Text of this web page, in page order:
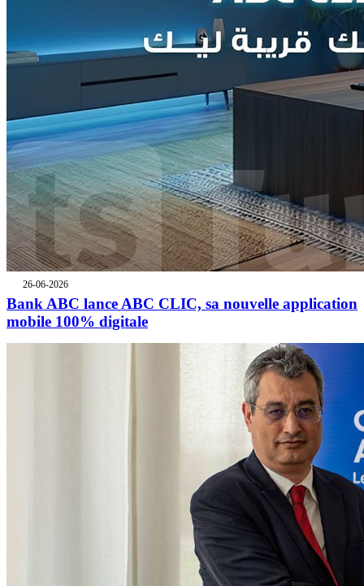
26-06-2026
Bank ABC lance ABC CLIC, sa nouvelle application
mobile 100% digitale